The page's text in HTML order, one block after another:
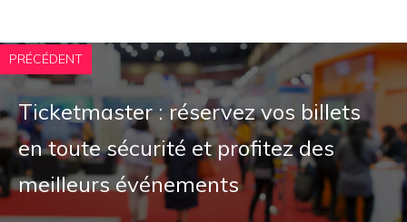
PRÉCÉDENT
Ticketmaster : réservez vos billets
en toute sécurité et profitez des
meilleurs événements